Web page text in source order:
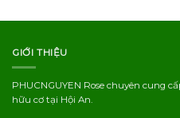
GIỚI THIỆU
PHUCNGUYEN Rose chuyên cung
hữu cơ tại Hội An.